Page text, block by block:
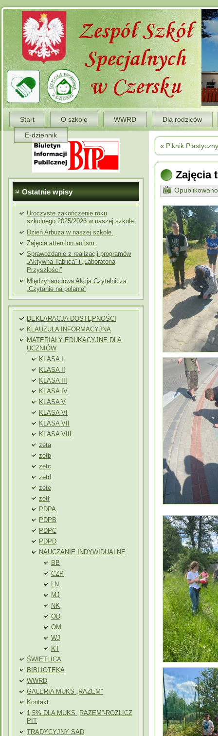
Start O szkole WWRD
Dla rodziców
E-dziennik
Ostatnie wpisy
Uroczyste zakończenie roku
szkolnego 2025/2026 w naszej szkole.
Dzień Arbuza w naszej szkole.
Zajęcia attention autism.
Sprawozdanie z realizacji programów
„Aktywna Tablica” i „Laboratoria
Przyszłości”
Międzynarodowa Akcja Czytelnicza
„Czytanie na polanie”
DEKLARACJA DOSTĘPNOŚCI
KLAUZULA INFORMACYJNA
MATERIAŁY EDUKACYJNE DLA
UCZNIÓW
KLASA I
KLASA II
KLASA III
KLASA IV
KLASA V
KLASA VI
KLASA VII
KLASA VIII
zeta
zetb
zetc
zetd
zete
zetf
PDPA
PDPB
PDPC
PDPD
NAUCZANIE INDYWIDUALNE
BB
CZP
LN
MJ
NK
OD
OM
WJ
KT
ŚWIETLICA
BIBLIOTEKA
WWRD
GALERIA MUKS „RAZEM”
Kontakt
1,5% DLA MUKS „RAZEM”-ROZLICZ
PIT
TRADYCYJNY SAD
« Piknik Plastyczny
Zajęcia
Opublikowano